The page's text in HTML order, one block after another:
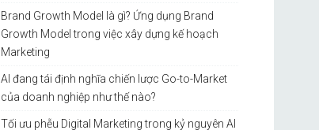
Brand Growth Model là gì? Ứng dụng Brand
Growth Model trong việc xây dựng kế hoạch
Marketing
AI đang tái định nghĩa chiến lược Go-to-Market
của doanh nghiệp như thế nào?
Tối ưu phễu Digital Marketing trong kỷ nguyên AI